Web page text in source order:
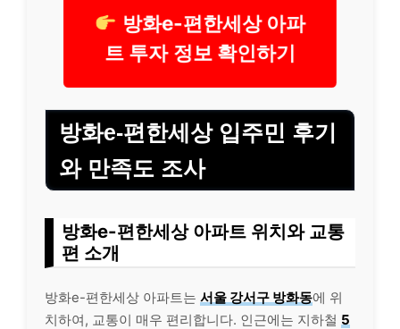
방화e-편한세상 아파
트 투자 정보 확인하기
방화e-편한세상 입주민 후기
와 만족도 조사
방화e-편한세상 아파트 위치와 교통
편 소개
방화e-편한세상 아파트는 서울 강서구 방화동에 위
치하여, 교통이 매우 편리합니다. 인근에는 지하철 5